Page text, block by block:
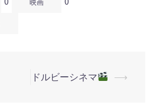
映画
ドルビーシネマ ⟶